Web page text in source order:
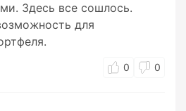
Здесь все сошлось.
для
0 0